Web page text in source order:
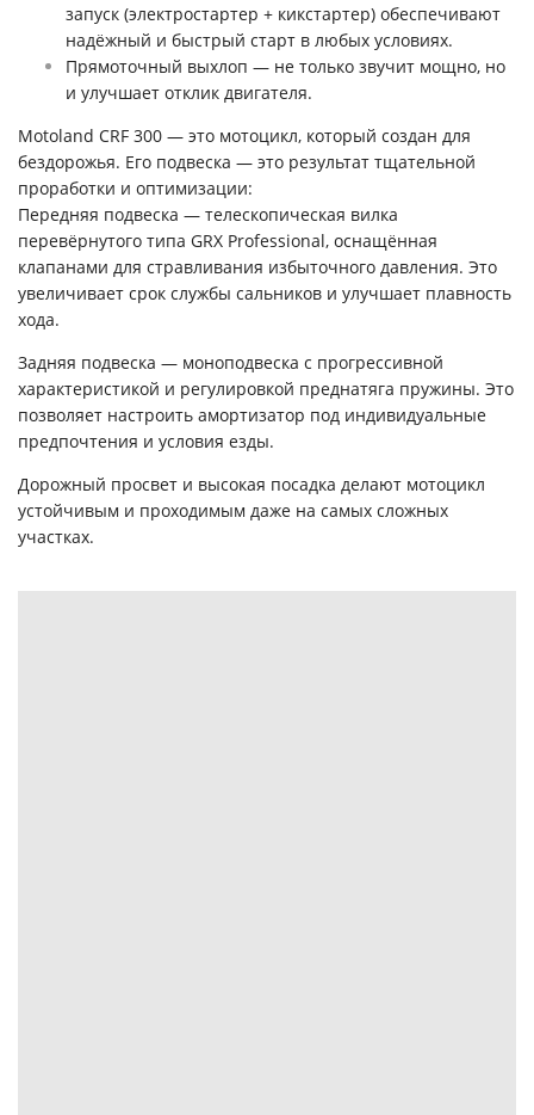
запуск (электростартер + кикстартер) обеспечивают
надёжный и быстрый старт в любых условиях.
Прямоточный выхлоп — не только звучит мощно, но
и улучшает отклик двигателя.
Motoland CRF 300 — это мотоцикл, который создан для
бездорожья. Его подвеска — это результат тщательной
проработки и оптимизации:
Передняя подвеска — телескопическая вилка
перевёрнутого типа GRX Professional, оснащённая
клапанами для стравливания избыточного давления. Это
увеличивает срок службы сальников и улучшает плавность
хода.
Задняя подвеска — моноподвеска с прогрессивной
характеристикой и регулировкой преднатяга пружины. Это
позволяет настроить амортизатор под индивидуальные
предпочтения и условия езды.
Дорожный просвет и высокая посадка делают мотоцикл
устойчивым и проходимым даже на самых сложных
участках.